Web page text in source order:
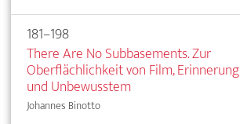
181–198
There Are No Subbasements. Zur
Oberflächlichkeit von Film, Erinnerung
und Unbewusstem
Johannes Binotto